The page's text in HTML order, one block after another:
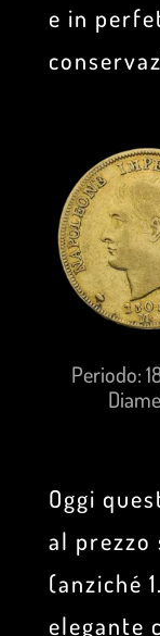
e in
Periodo:
Oggi
al prezzo
(anziché
elegante